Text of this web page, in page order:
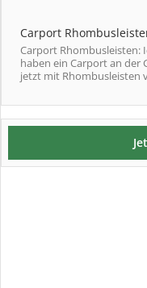
Carport
Carport Rhombusleisten:
haben ein Carport an der
jetzt mit Rhombusleisten